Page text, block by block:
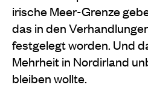
irische Meer-Grenze
das in den
festgelegt worden. Und
Mehrheit in Nordirland
bleiben wollte.